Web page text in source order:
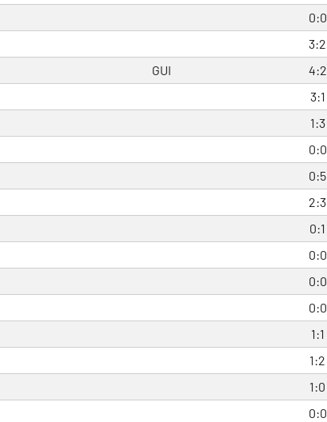
0:0
3:2
GUI 4:2
3:1
1:3
0:0
0:5
2:3
0:1
0:0
0:0
0:0
1:1
1:2
1:0
0:0